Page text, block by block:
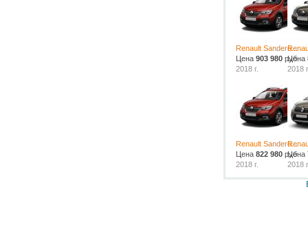
Renault Sandero...
Цена 903 980 руб.
2018 г.
Цена
2018
Renault Sandero...
Цена 822 980 руб.
2018 г.
Цена
2018